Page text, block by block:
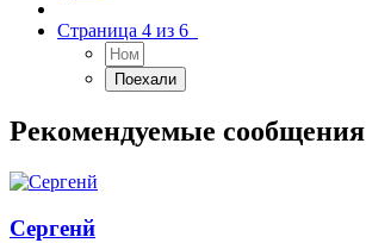
Страница 4 из 6
Рекомендуемые сообщения
Сергенй